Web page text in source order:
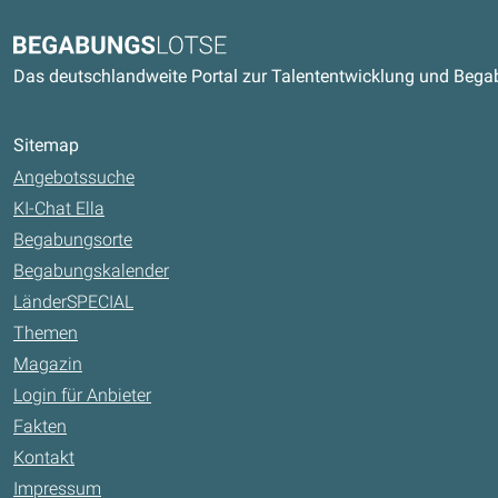
Kontaktdaten und weitere Links
Begabungslotse
Das deutschlandweite Portal zur Talententwicklung und
Sitemap
Angebotssuche
KI-Chat Ella
Begabungsorte
Begabungskalender
LänderSPECIAL
Themen
Magazin
Login für Anbieter
Fakten
Kontakt
Impressum